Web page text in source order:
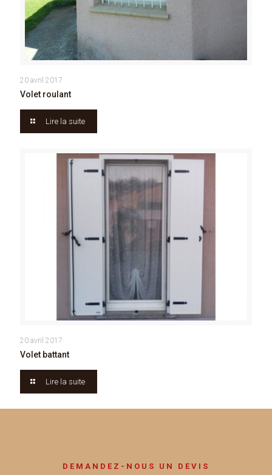
20 avril 2017
Volet roulant
Lire la suite
20 avril 2017
Volet battant
Lire la suite
DEMANDEZ-NOUS UN DEVIS